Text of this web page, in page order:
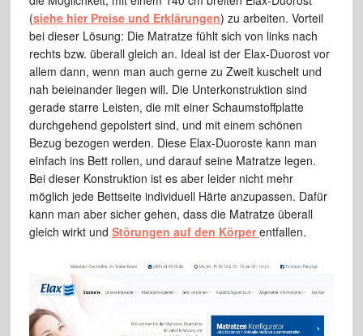
(siehe hier Preise und Erklärungen) zu arbeiten. Vorteil
bei dieser Lösung: Die Matratze fühlt sich von links nach
rechts bzw. überall gleich an. Ideal ist der Elax-Duorost vor
allem dann, wenn man auch gerne zu Zweit kuschelt und
nah beieinander liegen will. Die Unterkonstruktion sind
gerade starre Leisten, die mit einer Schaumstoffplatte
durchgehend gepolstert sind, und mit einem schönen
Bezug bezogen werden. Diese Elax-Duoroste kann man
einfach ins Bett rollen, und darauf seine Matratze legen.
Bei dieser Konstruktion ist es aber leider nicht mehr
möglich jede Bettseite individuell Härte anzupassen. Dafür
kann man aber sicher gehen, dass die Matratze überall
gleich wirkt und Störungen auf den Körperentfallen.